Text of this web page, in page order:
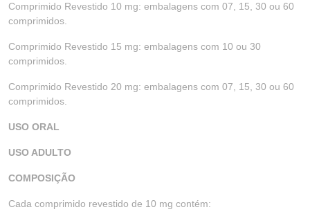
Comprimido Revestido 10 mg: embalagens com 07, 15, 30 ou 60
comprimidos.
Comprimido Revestido 15 mg: embalagens com 10 ou 30
comprimidos.
Comprimido Revestido 20 mg: embalagens com 07, 15, 30 ou 60
comprimidos.
USO ORAL
USO ADULTO
COMPOSIÇÃO
Cada comprimido revestido de 10 mg contém: